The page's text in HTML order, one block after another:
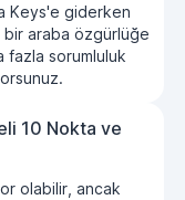
Keys'e giderken
bir araba özgürlüğe
sorumluluk
10 Nokta ve
olabilir, ancak